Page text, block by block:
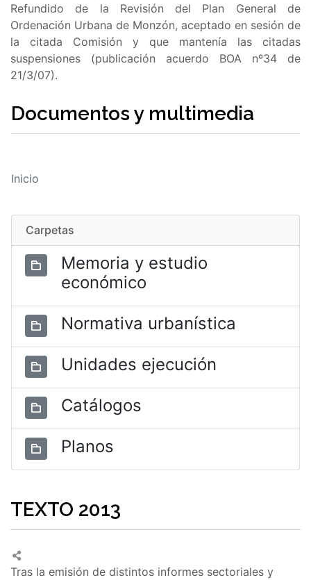
Refundido de la Revisión del Plan General de
Ordenación Urbana de Monzón, aceptado en sesión de
la citada Comisión y que mantenía las citadas
suspensiones (publicación acuerdo BOA nº34 de
21/3/07).
Documentos y multimedia
Inicio
Carpetas
Memoria y estudio
económico
Normativa urbanística
Unidades ejecución
Catálogos
Planos
TEXTO 2013
Tras la emisión de distintos informes sectoriales y